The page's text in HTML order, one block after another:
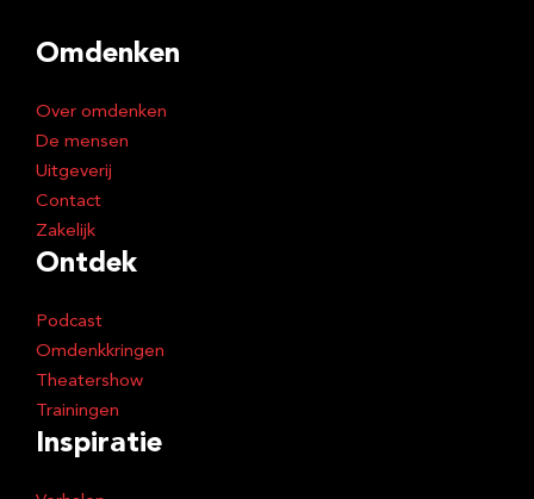
Omdenken
Over omdenken
De mensen
Uitgeverij
Contact
Zakelijk
Ontdek
Podcast
Omdenkkringen
Theatershow
Trainingen
Inspiratie